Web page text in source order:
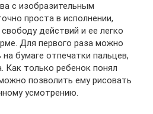
с изобразительным
проста в исполнении,
действий и ее легко
Для первого раза можно
бумаге отпечатки пальцев,
Как только ребенок понял
позволить ему рисовать
усмотрению.